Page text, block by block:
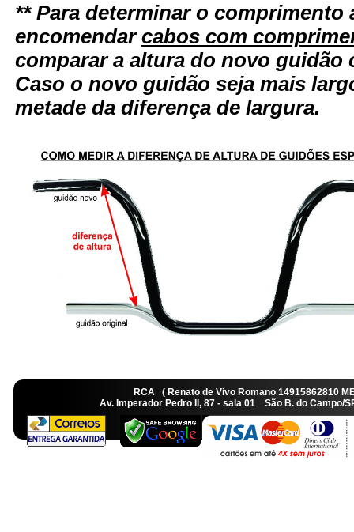
** Para determinar o comprimento
encomendarcabos com
comparar a altura do novo
Caso o novo guidão seja mais
metade da diferença de largura.
RCA ( Renato de Vivo Romano
Av. Imperador Pedro II, 87 - sala 01 São B. do